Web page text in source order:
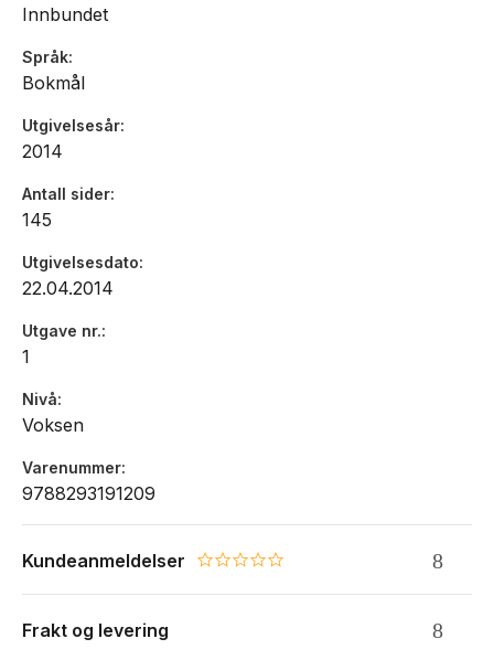
Innbundet
Språk
Bokmål
Utgivelsesår
2014
Antall sider
145
Utgivelsesdato
22.04.2014
Utgave nr.
1
Nivå
Voksen
Varenummer
9788293191209
Kundeanmeldelser 0.0 star rating
Frakt og levering